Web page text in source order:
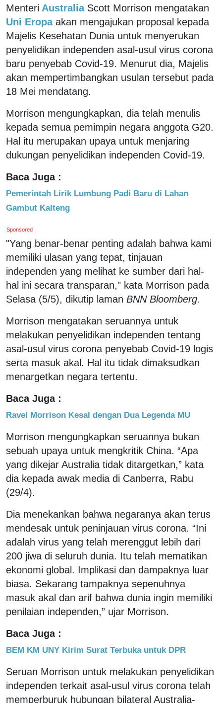
Menteri Australia Scott Morrison mengatakan
Uni Eropa akan mengajukan proposal kepada
Majelis Kesehatan Dunia untuk menyerukan
penyelidikan independen asal-usul virus corona
baru penyebab Covid-19. Menurut dia, Majelis
akan mempertimbangkan usulan tersebut pada
18 Mei mendatang.
Morrison mengungkapkan, dia telah menulis
kepada semua pemimpin negara anggota G20.
Hal itu merupakan upaya untuk menjaring
dukungan penyelidikan independen Covid-19.
Baca Juga :
Pemerintah Lirik Lumbung Padi Baru di Lahan
Gambut Kalteng
Sponsored
"Yang benar-benar penting adalah bahwa kami
memiliki ulasan yang tepat, tinjauan
independen yang melihat ke sumber dari hal-
hal ini secara transparan," kata Morrison pada
Selasa (5/5), dikutip laman BNN Bloomberg.
Morrison mengatakan seruannya untuk
melakukan penyelidikan independen tentang
asal-usul virus corona penyebab Covid-19 logis
serta masuk akal. Hal itu tidak dimaksudkan
menargetkan negara tertentu.
Baca Juga :
Ravel Morrison Kesal dengan Dua Legenda MU
Morrison mengungkapkan seruannya bukan
sebuah upaya untuk mengkritik China. “Apa
yang dikejar Australia tidak ditargetkan,” kata
dia kepada awak media di Canberra, Rabu
(29/4).
Dia menekankan bahwa negaranya akan terus
mendesak untuk peninjauan virus corona. “Ini
adalah virus yang telah merenggut lebih dari
200 jiwa di seluruh dunia. Itu telah mematikan
ekonomi global. Implikasi dan dampaknya luar
biasa. Sekarang tampaknya sepenuhnya
masuk akal dan arif bahwa dunia ingin memiliki
penilaian independen,” ujar Morrison.
Baca Juga :
BEM KM UNY Kirim Surat Terbuka untuk DPR
Seruan Morrison untuk melakukan penyelidikan
independen terkait asal-usul virus corona telah
memperburuk hubungan bilateral Australia-